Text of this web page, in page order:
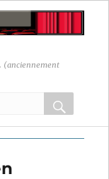
(anciennement
OK